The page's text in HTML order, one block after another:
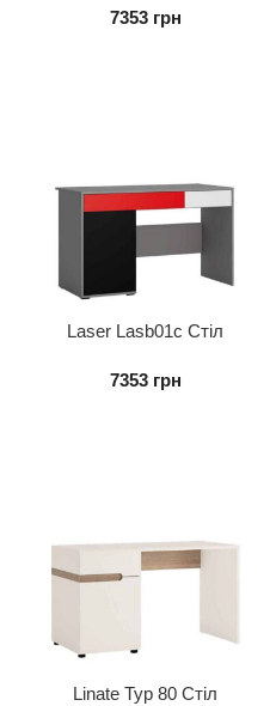
7353 грн
Laser Lasb01с Стіл
7353 грн
Linate Typ 80 Стіл